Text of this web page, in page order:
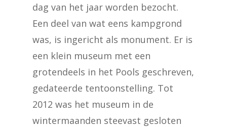
dag van het jaar worden bezocht.
Een deel van wat eens kampgrond
was, is ingericht als monument. Er is
een klein museum met een
grotendeels in het Pools geschreven,
gedateerde tentoonstelling. Tot
2012 was het museum in de
wintermaanden steevast gesloten